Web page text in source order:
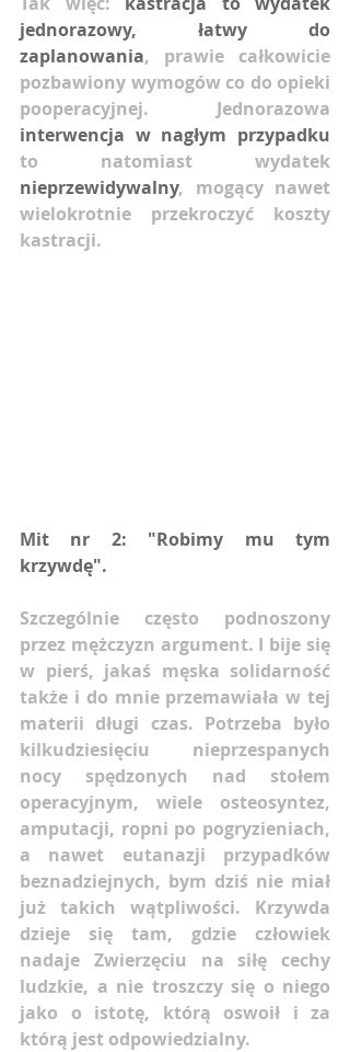
jednorazowy, łatwy do
zaplanowania, prawie całkowicie
pozbawiony wymogów co do opieki
interwencja w nagłym przypadku
nieprzewidywalny, mogący nawet
wielokrotnie przekroczyć koszty
kastracji.
Mit nr 2: "Robimy mu tym
krzywdę".
Szczególnie często podnoszony
przez mężczyzn argument. I bije się
w pierś, jakaś męska solidarność
także i do mnie przemawiała w tej
materii długi czas. Potrzeba było
kilkudziesięciu nieprzespanych
nocy spędzonych nad stołem
operacyjnym, wiele osteosyntez,
amputacji, ropni po pogryzieniach,
a nawet eutanazji przypadków
beznadziejnych, bym dziś nie miał
już takich wątpliwości. Krzywda
dzieje się tam, gdzie człowiek
nadaje Zwierzęciu na siłę cechy
ludzkie, a nie troszczy się o niego
jako o istotę, którą oswoił i za
którą jest odpowiedzialny.